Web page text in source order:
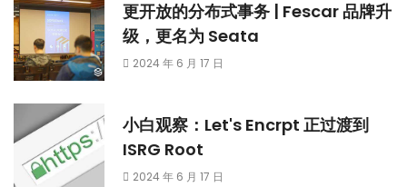
更开放的分布式事务 | Fescar 品牌升
级，更名为 Seata
2024 年 6 月 17 日
小白观察：Let's Encrpt 正过渡到
ISRG Root
2024 年 6 月 17 日